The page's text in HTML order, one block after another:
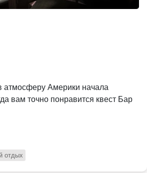
атмосферу Америки начала
вам точно понравится квест Бар
отдых